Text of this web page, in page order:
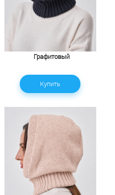
Графитовый
Купить